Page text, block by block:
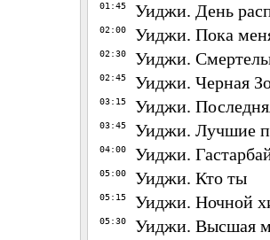
01:45 Уиджи. День
02:00 Уиджи. Пока
02:30 Уиджи.
02:45 Уиджи. Черная
03:15 Уиджи.
03:45 Уиджи. Лучшие
04:00 Уиджи.
05:00 Уиджи. Кто ты
05:15 Уиджи. Ночной
05:30 Уиджи. Высшая